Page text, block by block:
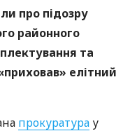
про підозру
районного
та
елітний
прокуратура у